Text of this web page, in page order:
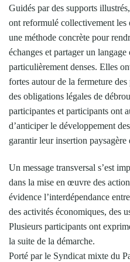
Guidés par des supports
ont reformulé collectivement les
une méthode concrète pour
échanges et partager un
particulièrement denses. Elles
fortes autour de la fermeture
des obligations légales de
participantes et participants ont
d’anticiper le développement
garantir leur insertion paysagère
Un message transversal s’est
dans la mise en œuvre des
évidence l’interdépendance
des activités économiques, des
Plusieurs participants ont
la suite de la démarche.
Porté par le Syndicat mixte du